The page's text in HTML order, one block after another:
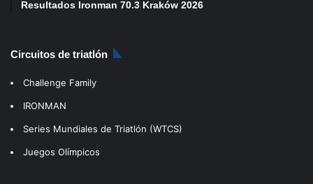
Resultados Ironman 70.3 Kraków 2026
Circuitos de triatlón
Challenge Family
IRONMAN
Series Mundiales de Triatlón (WTCS)
Juegos Olímpicos